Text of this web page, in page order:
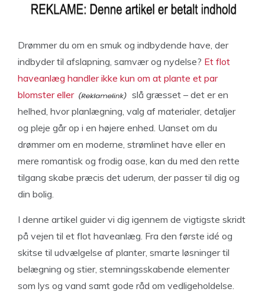
Drømmer du om en smuk og indbydende have, der
indbyder til afslapning, samvær og nydelse? Et flot
haveanlæg handler ikke kun om at plante et par
blomster eller
slå græsset – det er en
helhed, hvor planlægning, valg af materialer, detaljer
og pleje går op i en højere enhed. Uanset om du
drømmer om en moderne, strømlinet have eller en
mere romantisk og frodig oase, kan du med den rette
tilgang skabe præcis det uderum, der passer til dig og
din bolig.
I denne artikel guider vi dig igennem de vigtigste skridt
på vejen til et flot haveanlæg. Fra den første idé og
skitse til udvælgelse af planter, smarte løsninger til
belægning og stier, stemningsskabende elementer
som lys og vand samt gode råd om vedligeholdelse.